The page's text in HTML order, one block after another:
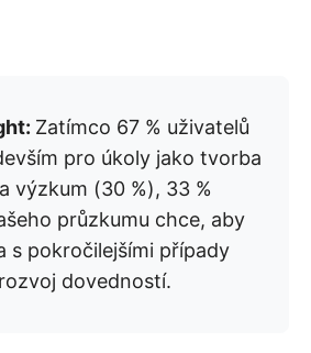
Zatímco 67 % uživatelů
pro úkoly jako tvorba
výzkum (30 %), 33 %
průzkumu chce, aby
s pokročilejšími případy
dovedností.